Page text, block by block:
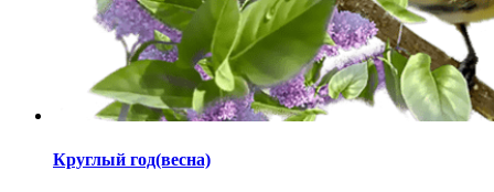
Круглый год(весна)